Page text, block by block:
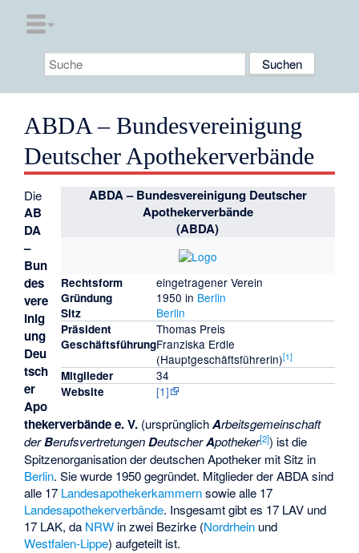
ABDA – Bundesvereinigung
Deutscher Apothekerverbände
ABDA – Bundesvereinigung Deutscher
Apothekerverbände
(ABDA)
Rechtsform eingetragener Verein
Gründung 1950 in Berlin
Sitz Berlin
Präsident Thomas Preis
GeschäftsführungFranziska Erdle
(Hauptgeschäftsführerin)[1]
Mitglieder 34
Website [1]
Die
AB
DA
–
Bun
des
vere
inig
ung
Deu
tsch
er
Apo
thekerverbände e. V. (ursprünglichArbeitsgemeinschaft
derBerufsvertretungenDeutscherApotheker[2]) ist die
Spitzenorganisation der deutschen Apotheker mit Sitz in
Berlin. Sie wurde 1950 gegründet. Mitglieder der ABDA sind
alle 17 Landesapothekerkammernsowie alle 17
Landesapothekerverbände. Insgesamt gibt es 17 LAV und
17 LAK, da NRW in zwei Bezirke (Nordrhein und
Westfalen-Lippe) aufgeteilt ist.